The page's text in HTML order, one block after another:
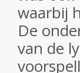
waarbij
De
van de